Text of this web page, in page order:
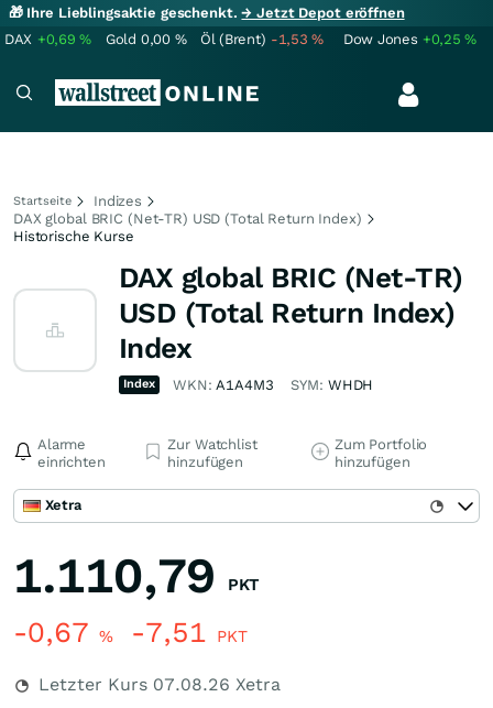
🎁 Ihre Lieblingsaktie geschenkt.→ Jetzt Depot eröffnen
DAX +0,69% Gold 0,00 % Öl (Brent) -1,53% Dow Jones +0,25%
Startseite
Indizes
DAX global BRIC (Net-TR) USD (Total Return Index)
Historische Kurse
DAX global BRIC (Net-TR)
USD (Total Return Index)
Index
Index WKN:A1A4M3 SYM: WHDH
Alarme
einrichten
Zur Watchlist
hinzufügen
Zum Portfolio
hinzufügen
Xetra
1.110,79 PKT
-0,67 % -7,51 PKT
Letzter Kurs 07.08.26 Xetra